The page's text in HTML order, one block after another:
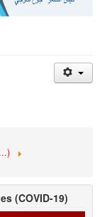
(COVID-19)